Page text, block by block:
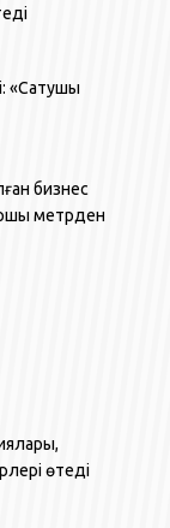
«Сатушы
бизнес
метрден
өтеді